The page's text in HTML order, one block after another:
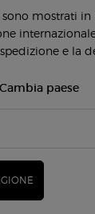
mostrati in
e la
paese